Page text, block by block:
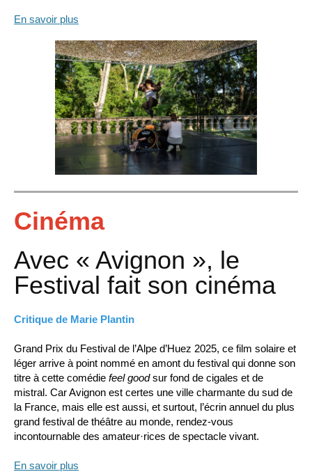
En savoir plus
Cinéma
Avec « Avignon », le
Festival fait son cinéma
Critique de Marie Plantin
Grand Prix du Festival de l’Alpe d’Huez 2025, ce film solaire et
léger arrive à point nommé en amont du festival qui donne son
titre à cette comédie feel goodsur fond de cigales et de
mistral. Car Avignon est certes une ville charmante du sud de
la France, mais elle est aussi, et surtout, l’écrin annuel du plus
grand festival de théâtre au monde, rendez-vous
incontournable des amateur·rices de spectacle vivant.
En savoir plus